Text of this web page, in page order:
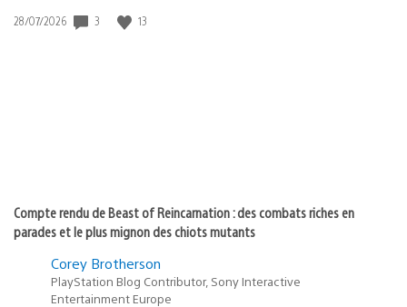
Date
28/07/2026 3 13
Compte rendu de Beast of Reincarnation : des combats riches en
parades et le plus mignon des chiots mutants
Corey Brotherson
PlayStation Blog Contributor, Sony Interactive
Entertainment Europe